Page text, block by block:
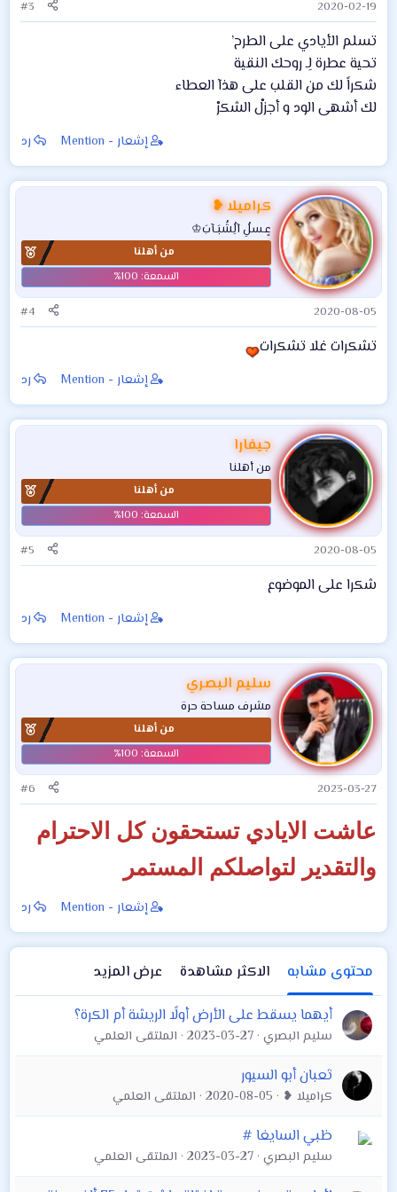
2020-02-19
#3
تسلم الأيادي على الطرح’
تحية عطرة لِـ روحك النقية
شكراً لك من القلب على هذآ العطاء
لك أشهى الود و أجزلْ الشكرْ
إشعار - Mention رد
كراميلا ❥
عٍـسلُِ آلُِشُبَـآبَ♔
من أهلنا
2020-08-05
#4
تشكرات غلا تشكرات
إشعار - Mention رد
جيفارا
من أهلنا
من أهلنا
2020-08-05
#5
شكرا على الموضوع
إشعار - Mention رد
سليم البصري
مشرف مساحة حرة
من أهلنا
2023-03-27
#6
عاشت الايادي تستحقون كل الاحترام
والتقدير لتواصلكم المستمر
إشعار - Mention رد
محتوى مشابه الاكثر مشاهدة
عرض المزيد
أيهما يسقط على الأرض أولًا الريشة أم الكرة؟
سليم البصري 2023-03-27 الملتقى العلمي
ثعبان أبو السيور
كراميلا ❥ 2020-08-05 الملتقى العلمي
ظبي السايغا #
سليم البصري 2023-03-27 الملتقى العلمي